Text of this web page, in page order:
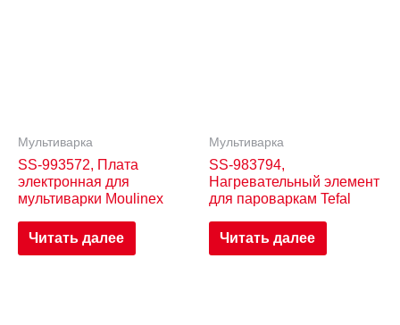
Мультиварка
SS-993572, Плата
электронная для
мультиварки Moulinex
Читать далее
Мультиварка
SS-983794,
Нагревательный элемент
для пароваркам Tefal
Читать далее